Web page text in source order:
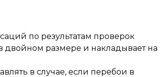
по результатам проверок
размере и накладывает на
в случае, если перебои в